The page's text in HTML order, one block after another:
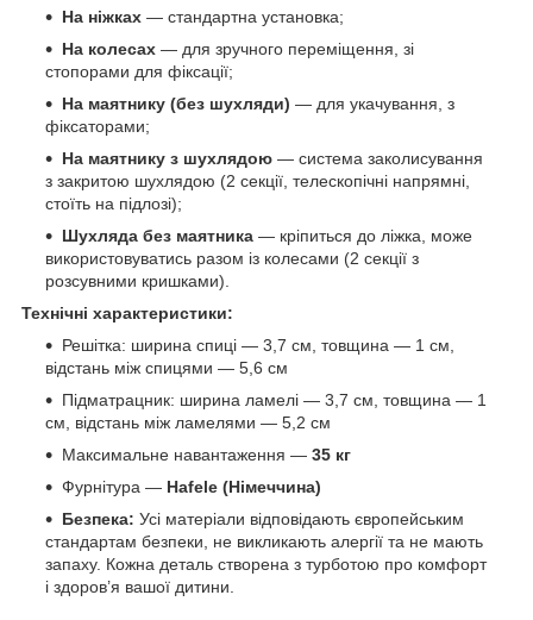
На ніжках — стандартна установка;
На колесах — для зручного переміщення, зі
стопорами для фіксації;
На маятнику (без шухляди) — для укачування, з
фіксаторами;
На маятнику з шухлядою — система заколисування
з закритою шухлядою (2 секції, телескопічні напрямні,
стоїть на підлозі);
Шухляда без маятника — кріпиться до ліжка, може
використовуватись разом із колесами (2 секції з
розсувними кришками).
Технічні характеристики:
Решітка: ширина спиці — 3,7 см, товщина — 1 см,
відстань між спицями — 5,6 см
Підматрацник: ширина ламелі — 3,7 см, товщина — 1
см, відстань між ламелями — 5,2 см
Максимальне навантаження — 35 кг
Фурнітура — Hafele (Німеччина)
Безпека: Усі матеріали відповідають європейським
стандартам безпеки, не викликають алергії та не мають
запаху. Кожна деталь створена з турботою про комфорт
і здоров’я вашої дитини.